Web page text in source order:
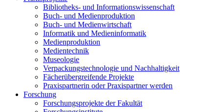
Bibliotheks- und Informationswissenschaft
Buch- und Medienproduktion
Buch- und Medienwirtschaft
Informatik und Medieninformatik
Medienproduktion
Medientechnik
Museologie
Verpackungstechnologie und Nachhaltigkeit
Fächerübergreifende Projekte
Praxispartnerin oder Praxispartner werden
Forschung
Forschungsprojekte der Fakultät